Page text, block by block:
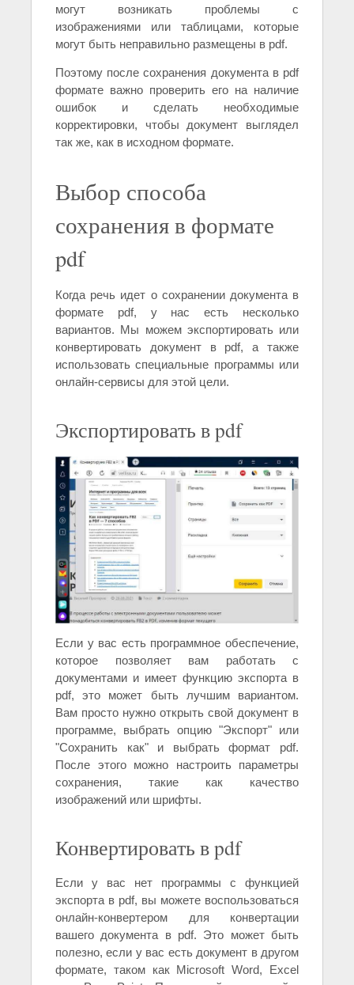
могут возникать проблемы с
изображениями или таблицами, которые
могут быть неправильно размещены в pdf.
Поэтому после сохранения документа в pdf
формате важно проверить его на наличие
ошибок и сделать необходимые
корректировки, чтобы документ выглядел
так же, как в исходном формате.
Выбор способа
сохранения в формате
pdf
Когда речь идет о сохранении документа в
формате pdf, у нас есть несколько
вариантов. Мы можем экспортировать или
конвертировать документ в pdf, а также
использовать специальные программы или
онлайн-сервисы для этой цели.
Экспортировать в pdf
Если у вас есть программное обеспечение,
которое позволяет вам работать с
документами и имеет функцию экспорта в
pdf, это может быть лучшим вариантом.
Вам просто нужно открыть свой документ в
программе, выбрать опцию "Экспорт" или
"Сохранить как" и выбрать формат pdf.
После этого можно настроить параметры
сохранения, такие как качество
изображений или шрифты.
Конвертировать в pdf
Если у вас нет программы с функцией
экспорта в pdf, вы можете воспользоваться
онлайн-конвертером для конвертации
вашего документа в pdf. Это может быть
полезно, если у вас есть документ в другом
формате, таком как Microsoft Word, Excel